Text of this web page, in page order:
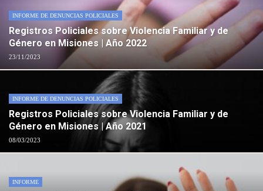
INFORME DE DENUNCIAS POLICIALES
Registros Policiales sobre Violencia Familiar y de
Género en Misiones | Año 2022
23/11/2023
INFORME DE DENUNCIAS POLICIALES
Registros Policiales sobre Violencia Familiar y de
Género en Misiones | Año 2021
08/03/2023
INFORME